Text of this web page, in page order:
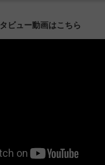
ビュー動画はこちら